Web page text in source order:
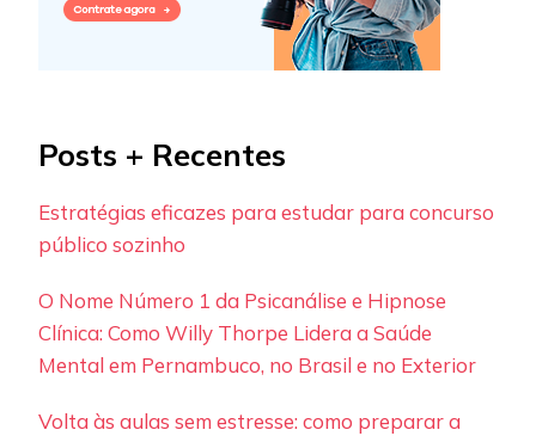
Posts + Recentes
Estratégias eficazes para estudar para concurso
público sozinho
O Nome Número 1 da Psicanálise e Hipnose
Clínica: Como Willy Thorpe Lidera a Saúde
Mental em Pernambuco, no Brasil e no Exterior
Volta às aulas sem estresse: como preparar a